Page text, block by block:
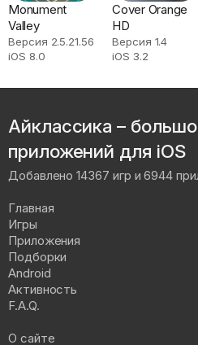
Monument
Valley
Версия 2.5.21.56
iOS 8.0
Cover Orange
HD
Версия 1.4
iOS 3.2
Айклассика –
приложений для iOS
Добавлено 14367 игр и 6944
Главная
Игры
Приложения
Подборки
Android
Активность
F.A.Q.
О сайте